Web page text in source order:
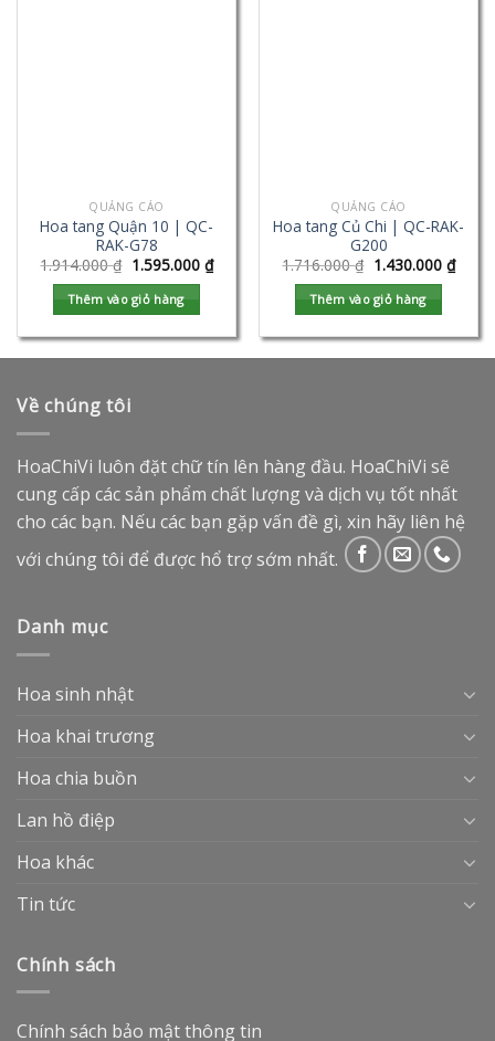
QUẢNG CÁO
Hoa tang Quận 10 | QC-
RAK-G78
1.914.000₫ 1.595.000 ₫
Thêm vào giỏ hàng
QUẢNG CÁO
Hoa tang Củ Chi | QC-RAK-
G200
1.716.000₫ 1.430.000 ₫
Thêm vào giỏ hàng
Về chúng tôi
HoaChiVi luôn đặt chữ tín lên hàng đầu. HoaChiVi sẽ
cung cấp các sản phẩm chất lượng và dịch vụ tốt nhất
cho các bạn. Nếu các bạn gặp vấn đề gì, xin hãy liên hệ
với chúng tôi để được hổ trợ sớm nhất.
Danh mục
Hoa sinh nhật
Hoa khai trương
Hoa chia buồn
Lan hồ điệp
Hoa khác
Tin tức
Chính sách
Chính sách bảo mật thông tin